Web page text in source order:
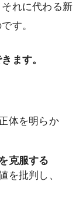
れに代わる新
す。
ます。
体を明らか
克服する
を批判し、